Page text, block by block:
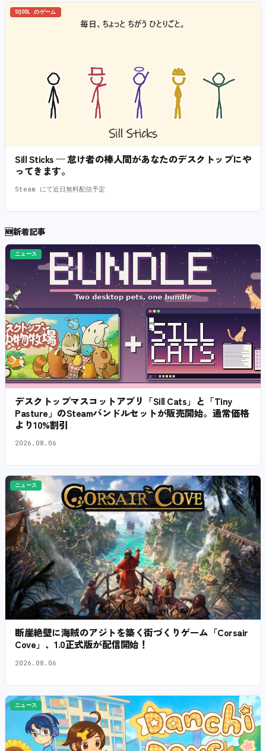
SQOOL のゲーム
Sill Sticks — 怠け者の棒人間があなたのデスクトップにや
ってきます。
Steam にて近日無料配信予定
🆕新着記事
ニュース
デスクトップマスコットアプリ「Sill Cats」と「Tiny
Pasture」のSteamバンドルセットが販売開始。通常価格
より10%割引
2026.08.06
ニュース
断崖絶壁に海賊のアジトを築く街づくりゲーム「Corsair
Cove」、1.0正式版が配信開始！
2026.08.06
ニュース